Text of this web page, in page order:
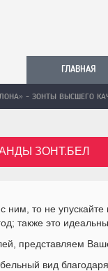
ГЛАВНАЯ
- ЗОНТЫ ВЫСШЕГО
ЗОНТ.БЕЛ
ним, то не упускайте
также это
представляем
вид